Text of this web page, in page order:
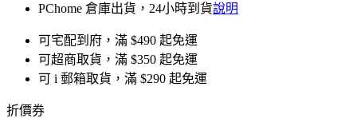
PChome 倉庫出貨，24小時到貨說明
可宅配到府，滿 $490 起免運
可超商取貨，滿 $350 起免運
可 i 郵箱取貨，滿 $290 起免運
折價券